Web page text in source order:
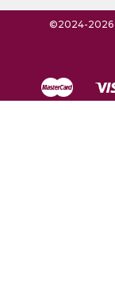
©2024-2026